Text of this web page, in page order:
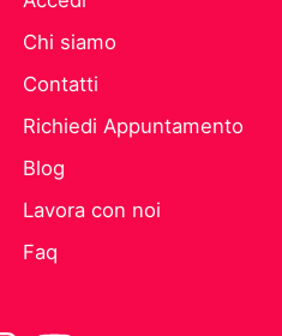
Chi siamo
Contatti
Richiedi Appuntamento
Blog
Lavora con noi
Faq